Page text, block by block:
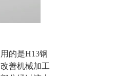
的是H13钢
善机械加工